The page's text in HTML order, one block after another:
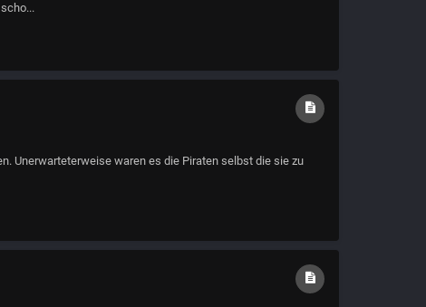
Unerwarteterweise waren es die Piraten selbst die sie zu